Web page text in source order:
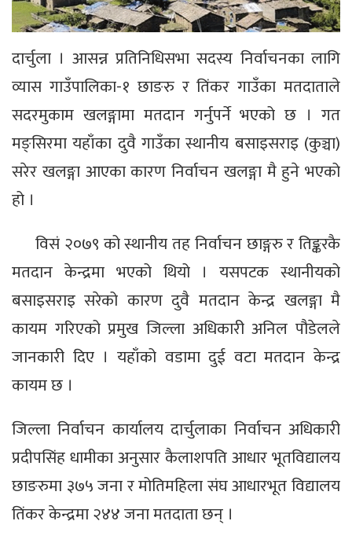
दार्चुला । आसन्न प्रतिनिधिसभा सदस्य निर्वाचनका लागि
व्यास गाउँपालिका-१ छाङरु र तिंकर गाउँका मतदाताले
सदरमुकाम खलङ्गामा मतदान गर्नुपर्ने भएको छ । गत
मङ्सिरमा यहाँका दुवै गाउँका स्थानीय बसाइसराइ (कुञ्चा)
सरेर खलङ्गा आएका कारण निर्वाचन खलङ्गा मै हुने भएको
हो ।
विसं २०७९ को स्थानीय तह निर्वाचन छाङ्गरु र तिङ्करकै
मतदान केन्द्रमा भएको थियो । यसपटक स्थानीयको
बसाइसराइ सरेको कारण दुवै मतदान केन्द्र खलङ्गा मै
कायम गरिएको प्रमुख जिल्ला अधिकारी अनिल पौडेलले
जानकारी दिए । यहाँको वडामा दुई वटा मतदान केन्द्र
कायम छ ।
जिल्ला निर्वाचन कार्यालय दार्चुलाका निर्वाचन अधिकारी
प्रदीपसिंह धामीका अनुसार कैलाशपति आधार भूतविद्यालय
छाङरुमा ३७५ जना र मोतिमहिला संघ आधारभूत विद्यालय
तिंकर केन्द्रमा २४४ जना मतदाता छन् ।